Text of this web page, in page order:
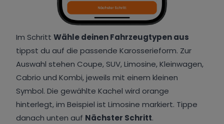
Im Schritt Wähle deinen Fahrzeugtypen aus
tippst du auf die passende Karosserieform. Zur
Auswahl stehen Coupe, SUV, Limosine, Kleinwagen,
Cabrio und Kombi, jeweils mit einem kleinen
Symbol. Die gewählte Kachel wird orange
hinterlegt, im Beispiel ist Limosine markiert. Tippe
danach unten auf Nächster Schritt.